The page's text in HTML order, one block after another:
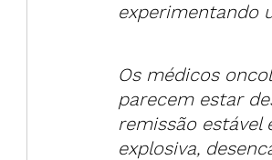
experimentando
Os médicos
parecem estar
remissão estável
explosiva,